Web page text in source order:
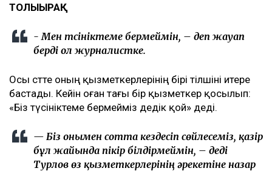
ТОЛЫҒЫРАҚ
- Мен түсініктеме бермеймін, – деп жауап
берді ол журналистке.
Осы сәтте оның қызметкерлерінің бірі тілшіні итере
бастады. Кейін оған тағы бір қызметкер қосылып:
«Біз түсініктеме бермейміз дедік қой» деді.
— Біз онымен сотта кездесіп сөйлесеміз, қазір
бұл жайында пікір білдірмеймін, – деді
Турлов өз қызметкерлерінің әрекетіне назар